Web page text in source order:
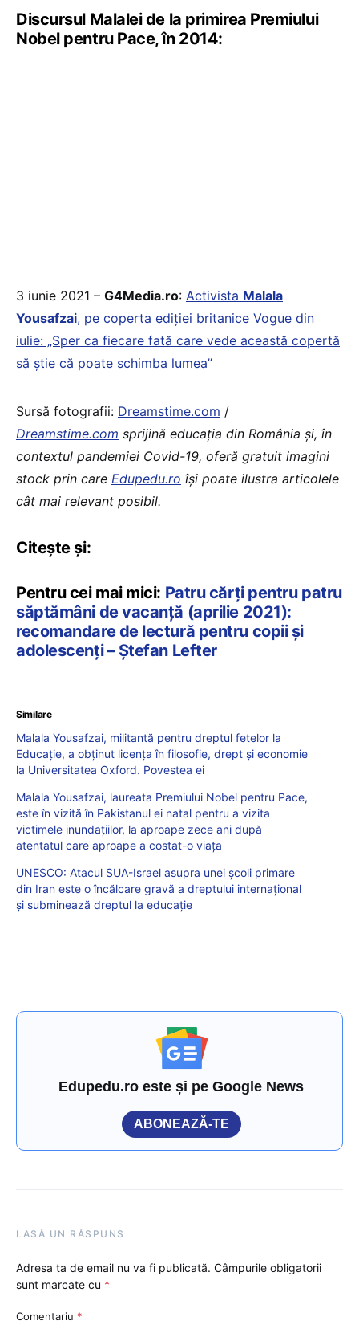
Discursul Malalei de la primirea Premiului
Nobel pentru Pace, în 2014:
3 iunie 2021 – G4Media.ro: Activista Malala
Yousafzai, pe coperta ediţiei britanice Vogue din
iulie: „Sper ca fiecare fată care vede această copertă
să ştie că poate schimba lumea”
Sursă fotografii: Dreamstime.com /
Dreamstime.com sprijină educaţia din România şi, în
contextul pandemiei Covid-19, oferă gratuit imagini
stock prin care Edupedu.ro îşi poate ilustra articolele
cât mai relevant posibil.
Citește și:
Pentru cei mai mici: Patru cărți pentru patru
săptămâni de vacanță (aprilie 2021):
recomandare de lectură pentru copii și
adolescenți – Ștefan Lefter
Similare
Malala Yousafzai, militantă pentru dreptul fetelor la
Educație, a obținut licența în filosofie, drept și economie
la Universitatea Oxford. Povestea ei
Malala Yousafzai, laureata Premiului Nobel pentru Pace,
este în vizită în Pakistanul ei natal pentru a vizita
victimele inundaţiilor, la aproape zece ani după
atentatul care aproape a costat-o viaţa
UNESCO: Atacul SUA-Israel asupra unei școli primare
din Iran este o încălcare gravă a dreptului internațional
și subminează dreptul la educație
Edupedu.ro este și pe Google News
ABONEAZĂ-TE
LASĂ UN RĂSPUNS
Adresa ta de email nu va fi publicată. Câmpurile obligatorii
sunt marcate cu *
Comentariu *